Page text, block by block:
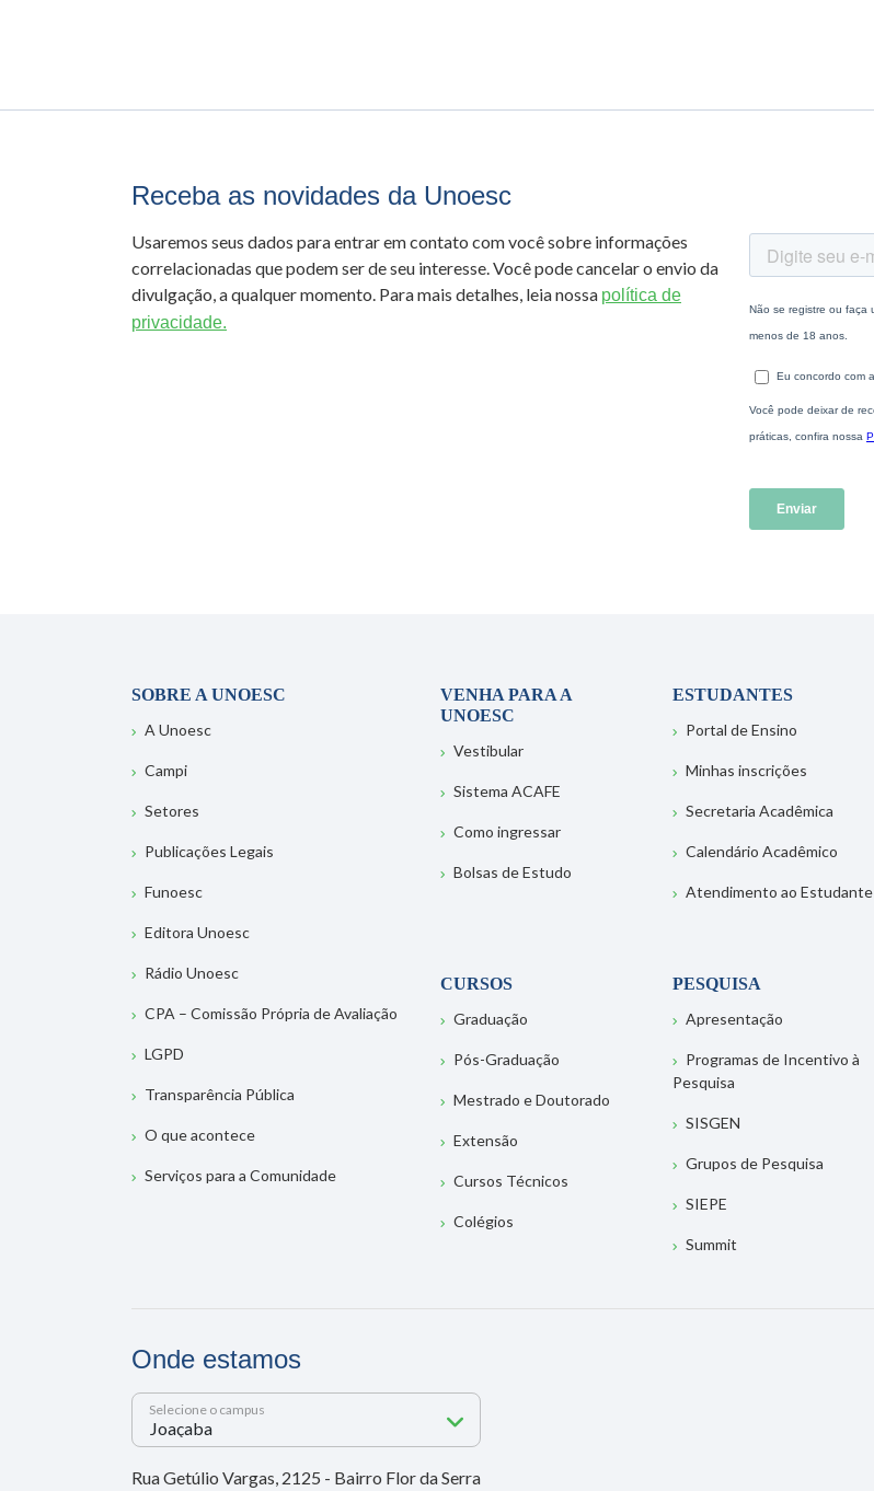
Receba as novidades da Unoesc
Usaremos seus dados para entrar em contato com você sobre informações
correlacionadas que podem ser de seu interesse. Você pode cancelar o envio da
divulgação, a qualquer momento. Para mais detalhes, leia nossa política de
privacidade.
SOBRE A UNOESC
A Unoesc
Campi
Setores
Publicações Legais
Funoesc
Editora Unoesc
Rádio Unoesc
CPA – Comissão Própria de Avaliação
LGPD
Transparência Pública
O que acontece
Serviços para a Comunidade
VENHA PARA A
UNOESC
Vestibular
Sistema ACAFE
Como ingressar
Bolsas de Estudo
ESTUDANTES
Portal de Ensino
Minhas inscrições
Secretaria Acadêmica
Calendário Acadêmico
Atendimento ao Estudante
CURSOS
Graduação
Pós-Graduação
Mestrado e Doutorado
Extensão
Cursos Técnicos
Colégios
PESQUISA
Apresentação
Programas de Incentivo à
Pesquisa
SISGEN
Grupos de Pesquisa
SIEPE
Summit
Onde estamos
Selecione o campus
Rua Getúlio Vargas, 2125 - Bairro Flor da Serra